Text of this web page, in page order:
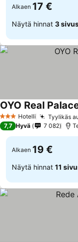
Alkaen 17 €
Näytä hinnat 3
3 Tähtiluokitus
Hotelli Tyylikäs
OYO Real
7,7 Hyvä 7 082
Alkaen 19 €
Näytä hinnat 11